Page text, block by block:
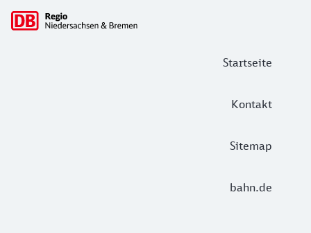
Startseite
Kontakt
Sitemap
bahn.de
Hauptnavigation